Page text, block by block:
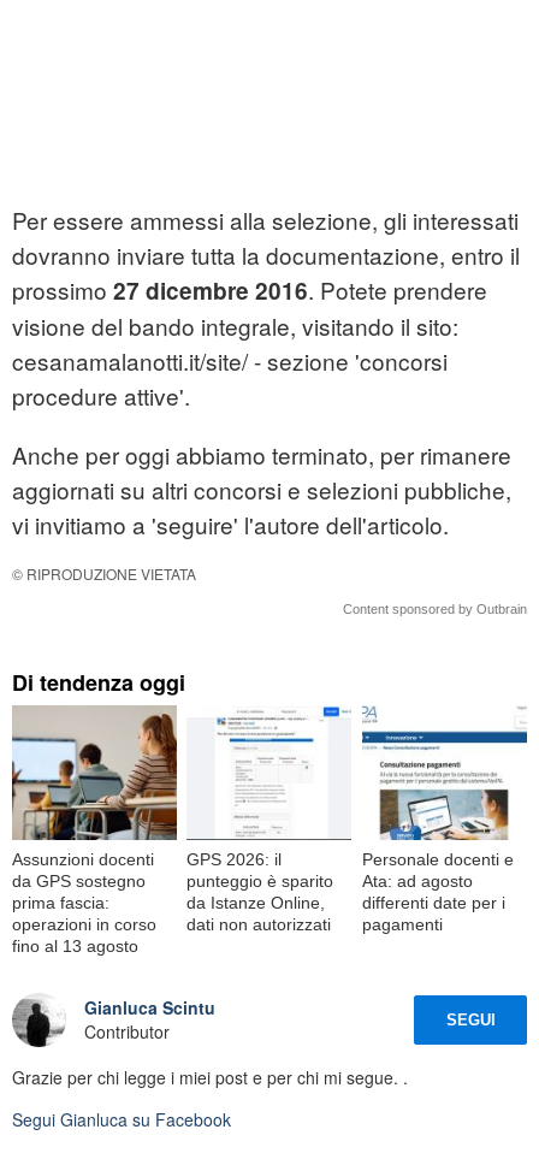
Per essere ammessi alla selezione, gli interessati
dovranno inviare tutta la documentazione, entro il
prossimo 27 dicembre 2016. Potete prendere
visione del bando integrale, visitando il sito:
cesanamalanotti.it/site/ - sezione 'concorsi
procedure attive'.
Anche per oggi abbiamo terminato, per rimanere
aggiornati su altri concorsi e selezioni pubbliche,
vi invitiamo a 'seguire' l'autore dell'articolo.
© RIPRODUZIONE VIETATA
Content sponsored by Outbrain
Di tendenza oggi
Assunzioni docenti
da GPS sostegno
prima fascia:
operazioni in corso
fino al 13 agosto
GPS 2026: il
punteggio è sparito
da Istanze Online,
dati non autorizzati
Personale docenti e
Ata: ad agosto
differenti date per i
pagamenti
Gianluca Scintu
Contributor
SEGUI
Grazie per chi legge i miei post e per chi mi segue. .
Segui Gianluca su Facebook